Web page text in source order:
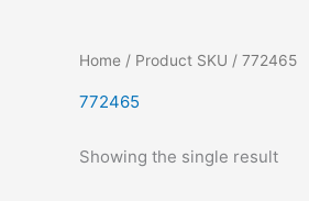
Home / Product SKU / 772465
772465
Showing the single result